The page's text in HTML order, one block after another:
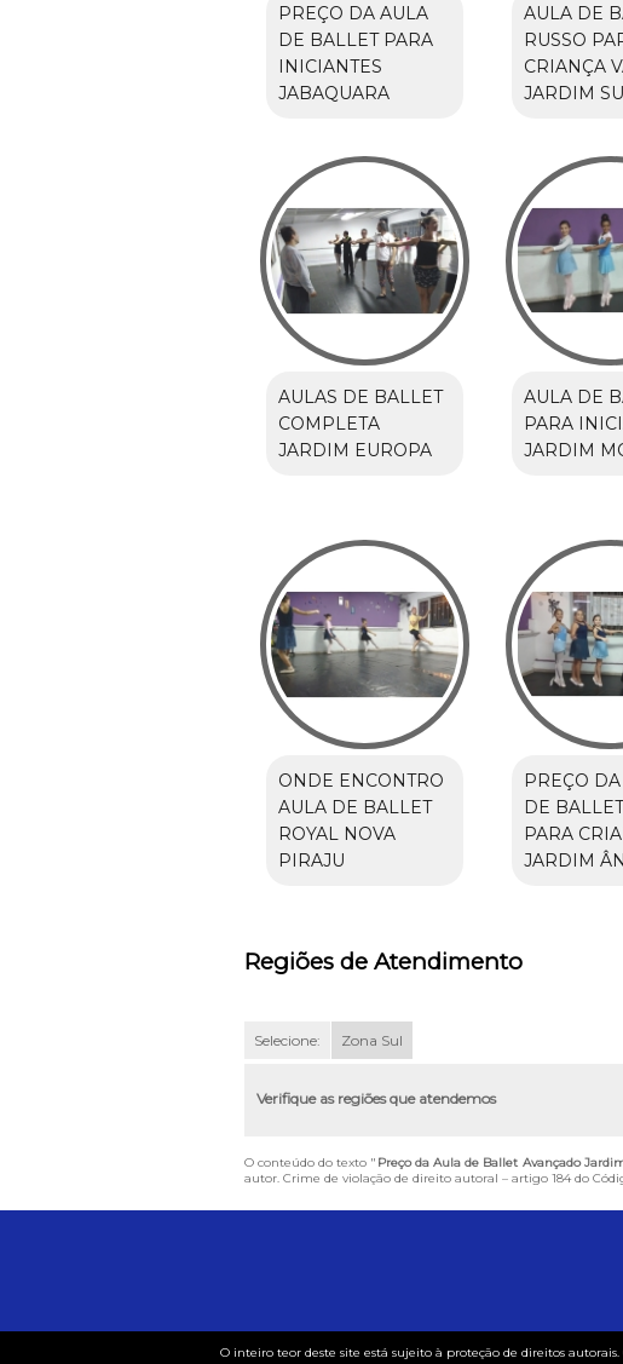
PREÇO DA AULA
DE BALLET PARA
INICIANTES
JABAQUARA
AULA DE
RUSSO
CRIANÇA
JARDIM
AULAS DE BALLET
COMPLETA
JARDIM EUROPA
AULA DE
PARA
JARDIM
ONDE ENCONTRO
AULA DE BALLET
ROYAL NOVA
PIRAJU
PREÇO
DE
PARA
JARDIM
Regiões de Atendimento
Selecione: Zona Sul
Verifique as regiões que atendemos
O conteúdo do texto " Preço da Aula de Ballet Avançado
autor. Crime de violação de direito autoral – artigo 184 do
O inteiro teor deste site está sujeito à proteção de direitos